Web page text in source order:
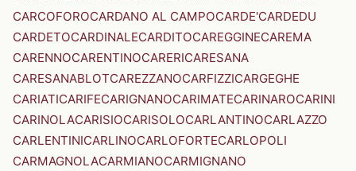
CARCOFOROCARDANO AL CAMPOCARDE'CARDEDU
CARDETOCARDINALECARDITOCAREGGINECAREMA
CARENNOCARENTINOCARERICARESANA
CARESANABLOTCAREZZANOCARFIZZICARGEGHE
CARIATICARIFECARIGNANOCARIMATECARINAROCARINI
CARINOLACARISIOCARISOLOCARLANTINOCARLAZZO
CARLENTINICARLINOCARLOFORTECARLOPOLI
CARMAGNOLACARMIANOCARMIGNANO